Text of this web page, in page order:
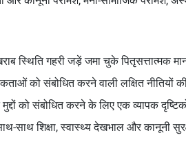
स्थिति गहरी जड़ें जमा चुके पितृसत्तात्मक
को संबोधित करने वाली लक्षित नीतियों
को संबोधित करने के लिए एक व्यापक
साथ शिक्षा, स्वास्थ्य देखभाल और कानूनी